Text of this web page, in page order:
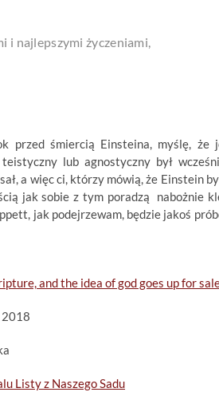
i najlepszymi życzeniami,
przed śmiercią Einsteina, myślę,
lub agnostyczny był
a więc ci, którzy mówią, że Einstein
jak sobie z tym poradzą nabożnie
jak podejrzewam, będzie jakoś
and the idea of god goes up for
2018
Listy z Naszego Sadu